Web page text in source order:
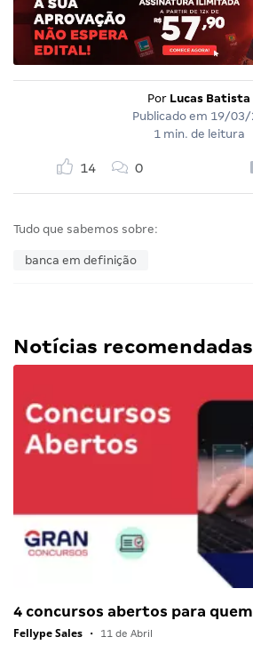
Por Lucas Batista
Publicado em 19/03/
1 min. de leitura
14 0
Tudo que sabemos sobre:
banca em definição
Notícias recomendadas
4 concursos abertos para
Fellype Sales • 11 de Abril